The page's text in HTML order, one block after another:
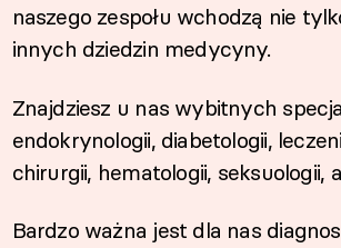
naszego zespołu wchodzą nie
innych dziedzin medycyny.
Znajdziesz u nas wybitnych
endokrynologii, diabetologii,
chirurgii, hematologii,
Bardzo ważna jest dla nas